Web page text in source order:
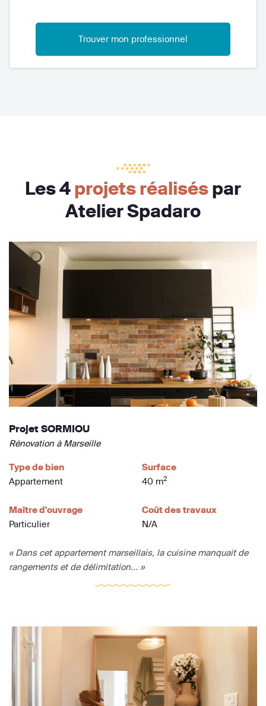
Trouver mon professionnel
Les 4projets réaliséspar
Atelier Spadaro
Projet SORMIOU
Rénovation à Marseille
Type de bien
Appartement
Surface
40 m2
Maître d'ouvrage
Particulier
Coût des travaux
N/A
« Dans cet appartement marseillais, la cuisine manquait de
rangements et de délimitation... »